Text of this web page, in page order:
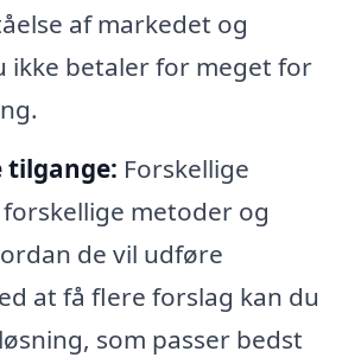
af markedet og
ikke betaler for meget for
tilgange: Forskellige
metoder og
de vil udføre
at få flere forslag kan du
som passer bedst